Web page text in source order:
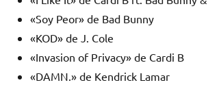
«Soy Peor» de Bad Bunny
«KOD» de J. Cole
«Invasion of Privacy» de Cardi B
«DAMN.» de Kendrick Lamar